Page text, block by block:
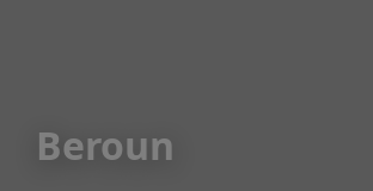
Beroun